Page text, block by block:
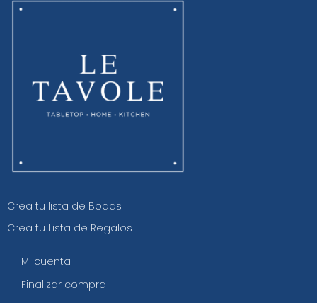
Crea tu lista de Bodas
Crea tu Lista de Regalos
Mi cuenta
Finalizar compra